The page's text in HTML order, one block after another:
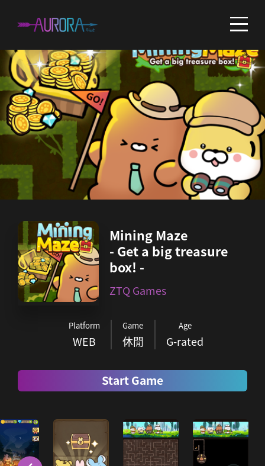
Mining Maze
- Get a big treasure
box! -
ZTQ Games
Platform
WEB
Game
休閒
Age
G-rated
Start Game